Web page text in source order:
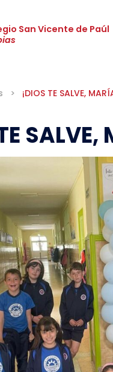
San Vicente de Paúl
> ¡DIOS TE SALVE,
SALVE,